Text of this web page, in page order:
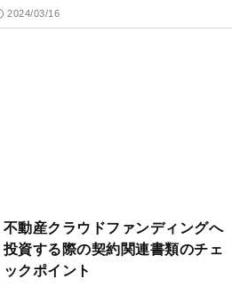
ド」【想定利回り17.1%】
2024/03/16
不動産クラウドファンディングへ
投資する際の契約関連書類のチェ
ックポイント